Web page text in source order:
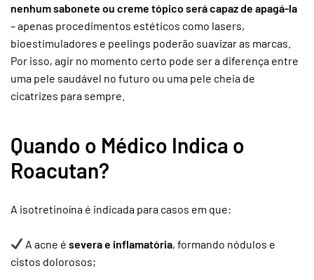
nenhum sabonete ou creme tópico será capaz de apagá-la
– apenas procedimentos estéticos como lasers,
bioestimuladores e peelings poderão suavizar as marcas.
Por isso, agir no momento certo pode ser a diferença entre
uma pele saudável no futuro ou uma pele cheia de
cicatrizes para sempre.
Quando o Médico Indica o
Roacutan?
A isotretinoína é indicada para casos em que:
A acne ésevera e inflamatória, formando nódulos e
cistos dolorosos;